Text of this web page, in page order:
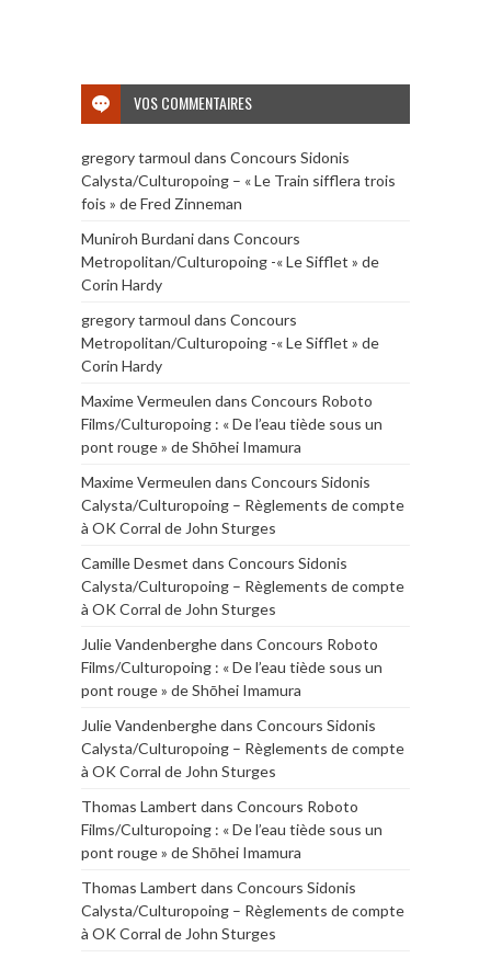
VOS COMMENTAIRES
gregory tarmoul dans Concours Sidonis
Calysta/Culturopoing – « Le Train sifflera trois
fois » de Fred Zinneman
Muniroh Burdanidans Concours
Metropolitan/Culturopoing -« Le Sifflet » de
Corin Hardy
gregory tarmoul dans Concours
Metropolitan/Culturopoing -« Le Sifflet » de
Corin Hardy
Maxime Vermeulen dans Concours Roboto
Films/Culturopoing : « De l’eau tiède sous un
pont rouge » de Shōhei Imamura
Maxime Vermeulen dans Concours Sidonis
Calysta/Culturopoing – Règlements de compte
à OK Corral de John Sturges
Camille Desmet dans Concours Sidonis
Calysta/Culturopoing – Règlements de compte
à OK Corral de John Sturges
Julie Vandenberghedans Concours Roboto
Films/Culturopoing : « De l’eau tiède sous un
pont rouge » de Shōhei Imamura
Julie Vandenberghedans Concours Sidonis
Calysta/Culturopoing – Règlements de compte
à OK Corral de John Sturges
Thomas Lambert dans Concours Roboto
Films/Culturopoing : « De l’eau tiède sous un
pont rouge » de Shōhei Imamura
Thomas Lambert dans Concours Sidonis
Calysta/Culturopoing – Règlements de compte
à OK Corral de John Sturges